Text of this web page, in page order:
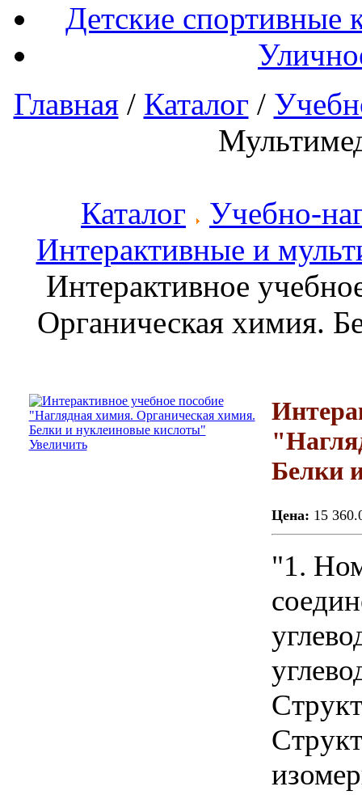
Детские спортивные
Главная/ Каталог /
Каталог
Учебно-
Интерактивные и
Интерактивное
Органическая химия.
Увеличить
Белки
Цена: 15
"1.